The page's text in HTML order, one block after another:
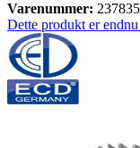
Varenummer: 237835
Dette produkt er